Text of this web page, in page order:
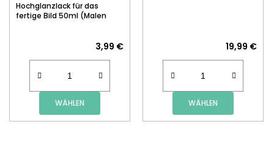
Hochglanzlack für das
fertige Bild 50ml (Malen
3,99 €
WÄHLEN
19,99 €
WÄHLEN